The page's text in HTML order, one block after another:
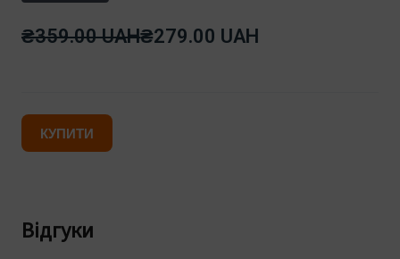
₴359.00 UAH₴279.00 UAH
КУПИТИ
Відгуки